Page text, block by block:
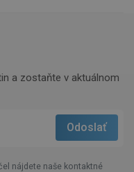
a zostaňte v aktuálnom
nájdete naše kontaktné